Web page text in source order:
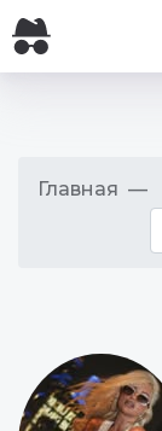
Главная